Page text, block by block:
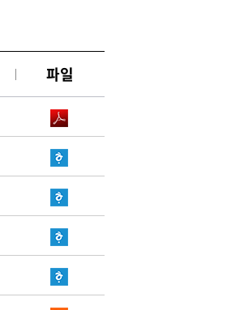
파일